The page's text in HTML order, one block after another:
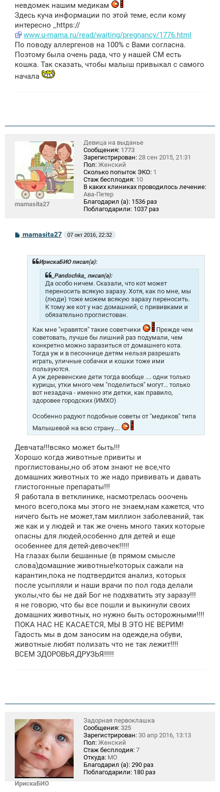
невдомек нашим медикам
Здесь куча информации по этой теме, если кому
интересно _https://
www.u-mama.ru/read/waiting/pregnancy/1776.html
По поводу аллергенов на 100% с Вами согласна.
Поэтому была очень рада, что у нашей СМ есть
кошка. Так сказать, чтобы малыш привыкал с самого
начала
mamasita27
Девица на выданье
Сообщения: 1773
Зарегистрирован: 28 сен 2015, 21:31
Пол: Женский
Сколько попыток ЭКО: 1
Стаж бесплодия: 10
В каких клиниках проводилось лечение:
Ава-Петер
Благодарил (а): 1536 раз
Поблагодарили: 1037 раз
Сmamasita27 07 окт 2016, 22:32
ИрискаБИО писал(а):
_Pandochka_ писал(а):
Да особо ничем. Сказали, что кот может
переносить всякую заразу. Хотя, как по мне, мы
(люди) тоже можем всякую заразу переносить.
К тому же кот у нас домашний, с прививками и
обязательно проглистован.
Как мне "нравятся" такие советчики
Прежде чем
советовать, лучше бы лишний раз подумали, чем
конкретно можно заразиться от домашнего кота.
Тогда уж и в песочнице детям нельзя разрешать
играть, уличные собачки и кошки тоже ими
пользуются.
А уж деревенские дети тогда вообще .... одни только
курицы, утки много чем "поделиться" могут... только
вот незадача - именно эти детки, как правило,
здоровее городских (ИМХО)
Особенно радуют подобные советы от "медиков" типа
Малышевой на всю страну....
Девчата!!!всяко может быть!!!
Хорошо когда животные привиты и
проглистованы,но об этом знают не все,что
домашних животных то же надо прививать и давать
глистогонные препараты!!!
Я работала в ветклинике, насмотрелась ооочень
много всего,пока мы этого не знаем,нам кажется, что
ничего быть не может,там миллион заболеваний, так
же как и у людей и так же очень много таких которые
опасны для людей,особенно для детей и еще
особеннее для детей-девочек!!!!!
На глазах были бешанные (в прямом смысле
слова)домашние животные!которых сажали на
карантин,пока не подтвердится анализ, которых
после усыпляли и наши врачи по пол года делали
уколы,что бы не дай Бог не подхватить эту заразу!!!
я не говорю, что бы все пошли и выкинули своих
домашних животных, но нужно быть осторожными!!!!
ПОКА НАС НЕ КАСАЕТСЯ, МЫ В ЭТО НЕ ВЕРИМ!
Гадость мы в дом заносим на одежде,на обуви,
животные любят полизать что не так лежит!!!!
ВСЕМ ЗДОРОВЬЯ,ДРУЗЬЯ!!!!!
ИрискаБИО
Задорная первоклашка
Сообщения: 325
Зарегистрирован: 30 апр 2016, 13:13
Пол: Женский
Стаж бесплодия: 7
Откуда: МО
Благодарил (а): 290 раз
Поблагодарили: 180 раз